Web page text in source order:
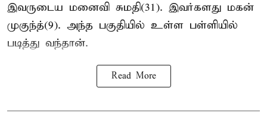
இவருடைய மனைவி சுமதி(31). இவர்களது மகன்
முகுந்த்(9). அந்த பகுதியில் உள்ள பள்ளியில்
படித்து வந்தான்.
Read More